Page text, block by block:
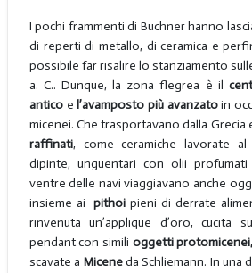
I pochi frammenti di Buchner hanno
di reperti di metallo, di ceramica e
possibile far risalire lo stanziamento
a. C.. Dunque, la zona flegrea è il
anticoe l’avamposto più avanzatoin
micenei. Che trasportavano dalla Grecia
raffinati, come ceramiche lavorate
dipinte, unguentari con olii
ventre delle navi viaggiavano anche
insieme aipithoipieni di derrate
rinvenuta un’applique d’oro, cucita
pendant con simili oggetti protomicenei,
scavate a Miceneda Schliemann. In una